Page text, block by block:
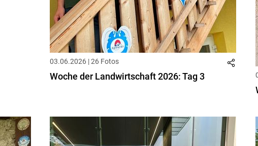
03.06.2026 | 26 Fotos
Woche der Landwirtschaft 2026: Tag 3